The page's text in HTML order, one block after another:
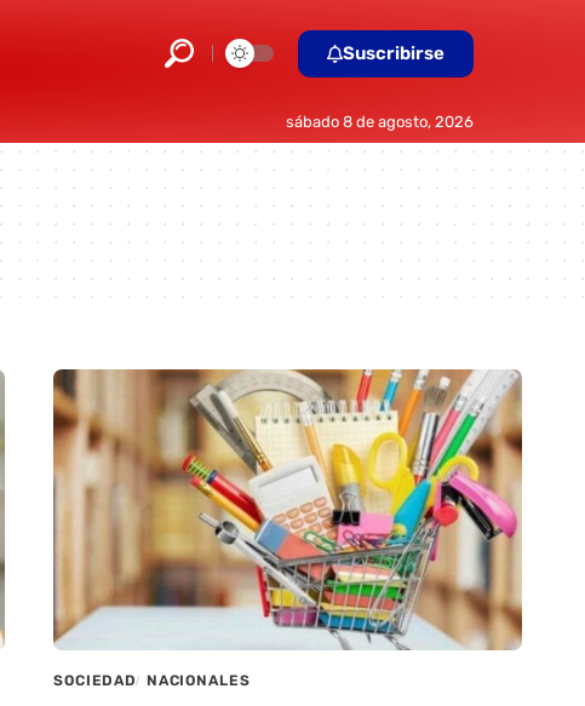
Suscribirse
sábado 8 de agosto, 2026
SOCIEDAD NACIONALES